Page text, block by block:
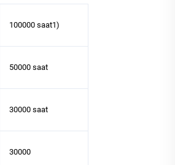
100000 saat1)
50000 saat
30000 saat
30000